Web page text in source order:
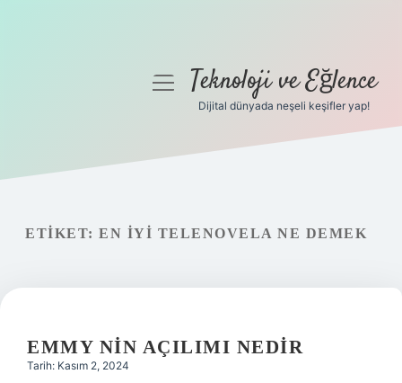
Gizlilik Politikası
menüyüTeknoloji ve Eğlence
Dijital dünyada neşeli keşifler yap!
ETIKET: EN IYI TELENOVELA NE DEMEK
EMMY NIN AÇILIMI NEDIR
Tarih: Kasım 2, 2024